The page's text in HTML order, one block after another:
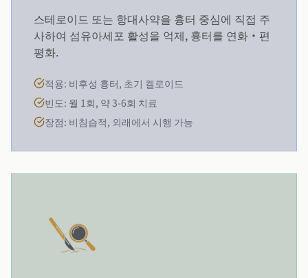
스테로이드 또는 항대사약을 흉터 중심에 직접 주
사하여 섬유아세포 활성을 억제, 흉터를 연화·편
평화.
적용: 비후성 흉터, 초기 켈로이드
빈도: 월 1회, 약 3-6회 치료
장점: 비침습적, 외래에서 시행 가능